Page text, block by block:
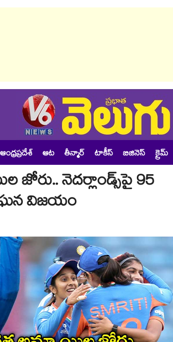
ఆంధ్రప్రదేశ్ ఆట తీన్మార్ టాకీస్ బిజినెస్ క్రైమ్
నెదర్లాండ్స్‎పై 95
ఘన విజయం